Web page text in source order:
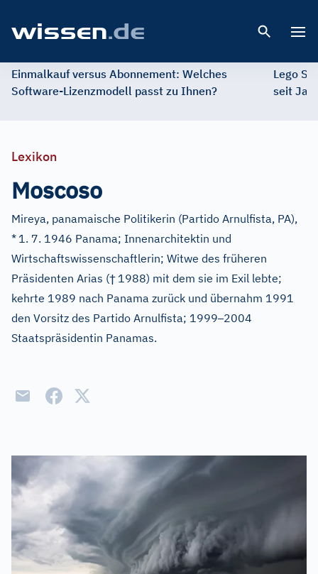
Einmalkauf versus Abonnement: Welches
Software-Lizenzmodell passt zu Ihnen?
Lego
seit
Lexikon
Moscoso
Mireya, panamaische Politikerin (Partido Arnulfista, PA),
* 1. 7. 1946 Panama; Innenarchitektin und
Wirtschaftswissenschaftlerin; Witwe des früheren
Präsidenten Arias († 1988) mit dem sie im Exil lebte;
kehrte 1989 nach Panama zurück und übernahm 1991
den Vorsitz des Partido Arnulfista; 1999–2004
Staatspräsidentin Panamas.